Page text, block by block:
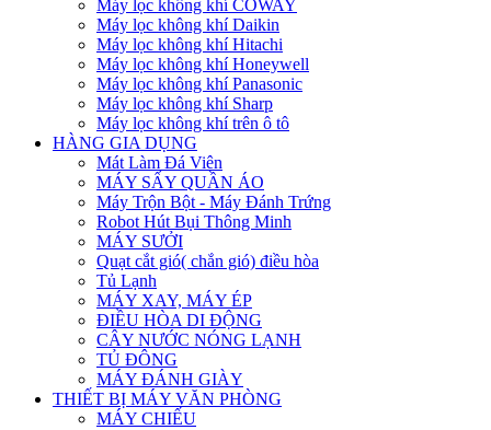
Máy lọc không khí COWAY
Máy lọc không khí Daikin
Máy lọc không khí Hitachi
Máy lọc không khí Honeywell
Máy lọc không khí Panasonic
Máy lọc không khí Sharp
Máy lọc không khí trên ô tô
HÀNG GIA DỤNG
Mát Làm Đá Viên
MÁY SẤY QUẦN ÁO
Máy Trộn Bột - Máy Đánh Trứng
Robot Hút Bụi Thông Minh
MÁY SƯỞI
Quạt cắt gió( chắn gió) điều hòa
Tủ Lạnh
MÁY XAY, MÁY ÉP
ĐIỀU HÒA DI ĐỘNG
CÂY NƯỚC NÓNG LẠNH
TỦ ĐÔNG
MÁY ĐÁNH GIÀY
THIẾT BỊ MÁY VĂN PHÒNG
MÁY CHIẾU